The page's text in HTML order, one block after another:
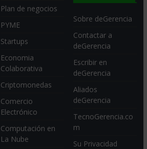
Plan de negocios
PYME
Startups
Economia
Colaborativa
Criptomonedas
Comercio
Electrónico
Computación en
La Nube
Sobre deGerencia
Contactar a
deGerencia
Escribir en
deGerencia
Aliados
deGerencia
TecnoGerencia.co
m
Su Privacidad